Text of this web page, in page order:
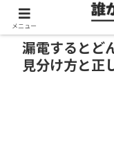
漏電するとど
見分け方と正
メニュー